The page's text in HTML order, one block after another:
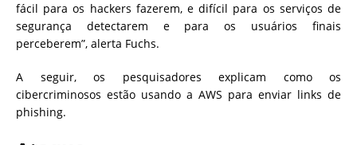
fácil para os hackers fazerem, e difícil para os serviços de
segurança detectarem e para os usuários finais
perceberem”, alerta Fuchs.
A seguir, os pesquisadores explicam como os
cibercriminosos estão usando a AWS para enviar links de
phishing.